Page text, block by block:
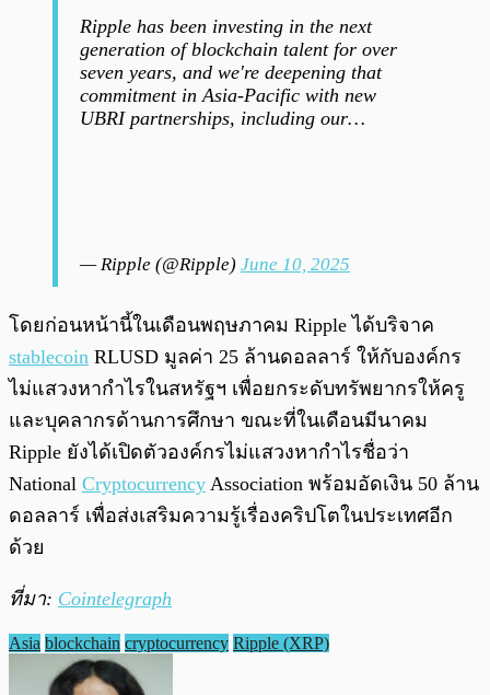
Ripple has been investing in the next
generation of blockchain talent for over
seven years, and we're deepening that
commitment in Asia-Pacific with new
UBRI partnerships, including our…
— Ripple (@Ripple) June 10, 2025
โดยก่อนหน้านี้ในเดือนพฤษภาคม Ripple ได้บริจาค
stablecoin RLUSD มูลค่า 25 ล้านดอลลาร์ ให้กับองค์กร
ไม่แสวงหากำไรในสหรัฐฯ เพื่อยกระดับทรัพยากรให้ครู
และบุคลากรด้านการศึกษา ขณะที่ในเดือนมีนาคม
Ripple ยังได้เปิดตัวองค์กรไม่แสวงหากำไรชื่อว่า
National Cryptocurrency Association พร้อมอัดเงิน 50 ล้าน
ดอลลาร์ เพื่อส่งเสริมความรู้เรื่องคริปโตในประเทศอีก
ด้วย
ที่มา: Cointelegraph
Asia blockchain cryptocurrency Ripple (XRP)